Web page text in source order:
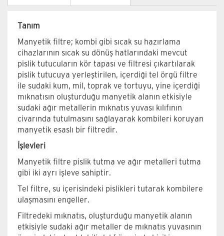
Tanım
Manyetik filtre; kombi gibi sıcak su hazırlama
cihazlarının sıcak su dönüş hatlarındaki mevcut
pislik tutucuların kör tapası ve filtresi çıkartılarak
pislik tutucuya yerleştirilen, içerdiği tel örgü filtre
ile sudaki kum, mil, toprak ve tortuyu, yine içerdiği
mıknatısın oluşturduğu manyetik alanın etkisiyle
sudaki ağır metallerin mıknatıs yuvası kılıfının
civarında tutulmasını sağlayarak kombileri koruyan
manyetik esaslı bir filtredir.
İşlevleri
Manyetik filtre pislik tutma ve ağır metalleri tutma
gibi iki ayrı işleve sahiptir.
Tel filtre, su içerisindeki pislikleri tutarak kombilere
ulaşmasını engeller.
Filtredeki mıknatıs, oluşturduğu manyetik alanın
etkisiyle sudaki ağır metaller de mıknatıs yuvasının